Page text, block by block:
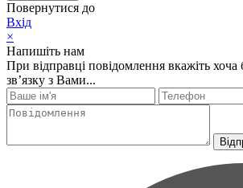
Повернутися до
Вхід
×
Напишіть нам
При відправці повідомлення вкажіть хоча
зв’язку з Вами...